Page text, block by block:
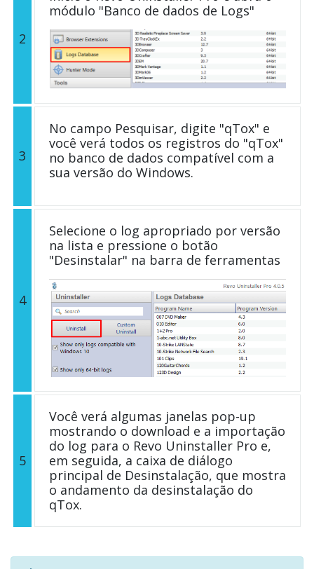
2
módulo "Banco de dados de Logs"
3
No campo Pesquisar, digite "qTox" e
você verá todos os registros do "qTox"
no banco de dados compatível com a
sua versão do Windows.
4
Selecione o log apropriado por versão
na lista e pressione o botão
"Desinstalar" na barra de ferramentas
5
Você verá algumas janelas pop-up
mostrando o download e a importação
do log para o Revo Uninstaller Pro e,
em seguida, a caixa de diálogo
principal de Desinstalação, que mostra
o andamento da desinstalação do
qTox.